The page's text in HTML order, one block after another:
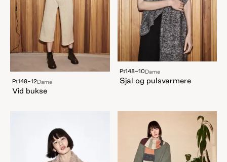
Pt148-12Dame
Vid bukse
Pt148-10Dame
Sjal og pulsvarmere